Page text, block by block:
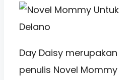
Day Daisy merupakan
penulis Novel Mommy